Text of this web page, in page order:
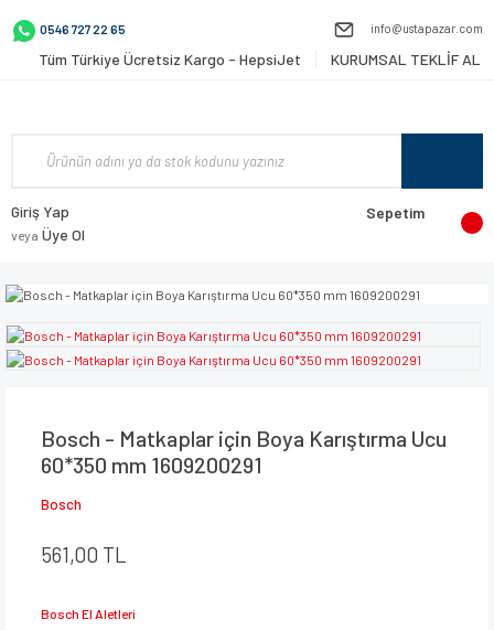
0546 727 22 65 info@ustapazar.com
Tüm Türkiye Ücretsiz Kargo - HepsiJet KURUMSAL TEKLİF AL
Giriş Yap
veya Üye Ol
Sepetim
Bosch - Matkaplar için Boya Karıştırma Ucu
60*350 mm 1609200291
Bosch
561,00 TL
Bosch El Aletleri